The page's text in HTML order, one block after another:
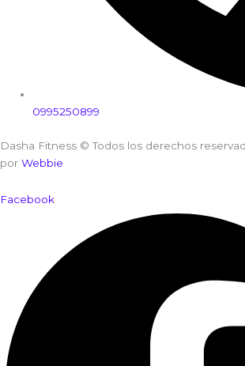
0995250899
Dasha Fitness © Todos los derechos
por Webbie
Facebook